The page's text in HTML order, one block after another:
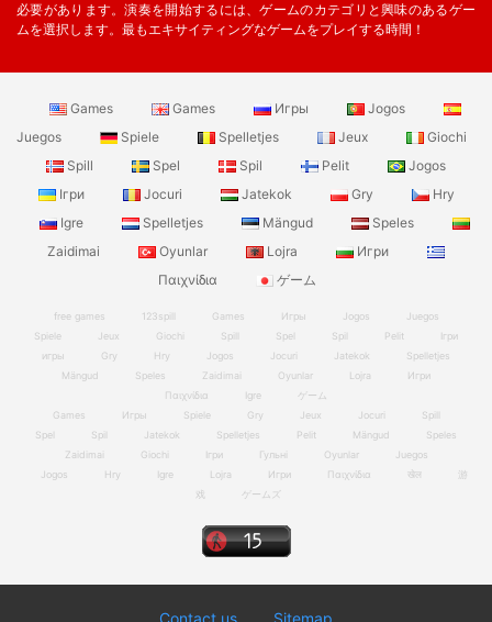
必要があります。演奏を開始するには、ゲームのカテゴリと興味のあるゲー
ムを選択します。最もエキサイティングなゲームをプレイする時間！
Games Games Игры
Jogos
Juegos
Spiele Spelletjes Jeux
Giochi
Spill
Spel Spil Pelit
Jogos
Ігри
Jocuri Jatekok Gry
Hry
Igre
Spelletjes Mängud
Speles
Zaidimai
Oyunlar Lojra
Игри
Παιχνίδια
ゲーム
free games 123spill Games Игры Jogos
Juegos
Spiele
Jeux Giochi Spill Spel Spil Pelit
Ігри
игры
Gry Hry Jogos Jocuri Jatekok
Spelletjes
Mängud
Speles Zaidimai Oyunlar Lojra
Игри
Παιχνίδια
Igre
ゲーム
Games
Игры Spiele Gry Jeux Jocuri
Spill
Spel
Spil Jatekok Spelletjes Pelit Mängud
Speles
Zaidimai
Giochi Ігри Гульні Oyunlar
Juegos
Jogos
Hry Igre Lojra Игри Παιχνίδια खेल
游
戏
ゲームズ